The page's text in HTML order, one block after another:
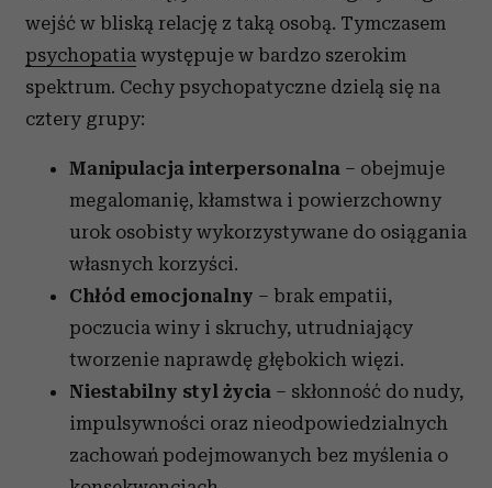
wejść w bliską relację z taką osobą. Tymczasem
psychopatia występuje w bardzo szerokim
spektrum. Cechy psychopatyczne dzielą się na
cztery grupy:
Manipulacja interpersonalna – obejmuje
megalomanię, kłamstwa i powierzchowny
urok osobisty wykorzystywane do osiągania
własnych korzyści.
Chłód emocjonalny – brak empatii,
poczucia winy i skruchy, utrudniający
tworzenie naprawdę głębokich więzi.
Niestabilny styl życia – skłonność do nudy,
impulsywności oraz nieodpowiedzialnych
zachowań podejmowanych bez myślenia o